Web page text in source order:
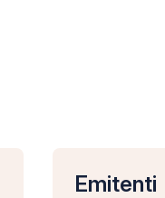
Emitenti